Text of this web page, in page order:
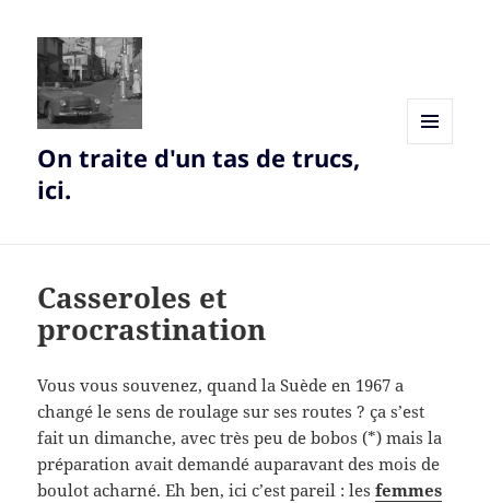
On traite d'un tas de trucs,
ici.
Casseroles et
procrastination
Vous vous souvenez, quand la Suède en 1967 a
changé le sens de roulage sur ses routes ? ça s’est
fait un dimanche, avec très peu de bobos (*) mais la
préparation avait demandé auparavant des mois de
boulot acharné. Eh ben, ici c’est pareil : lesfemmes